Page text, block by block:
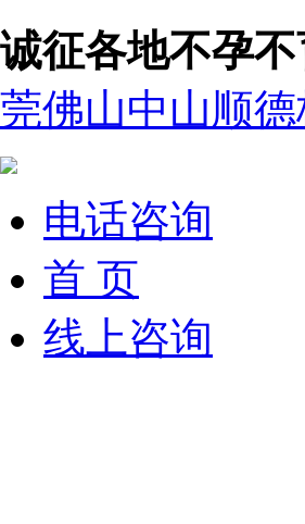
诚征各地不孕
莞佛山中山顺德
电话咨询
首 页
线上咨询